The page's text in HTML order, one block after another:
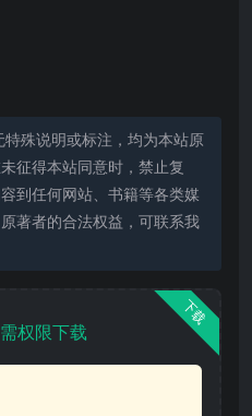
殊说明或标注，均为本站原
征得本站同意时，禁止复
到任何网站、书籍等各类媒
著者的合法权益，可联系我
下载
权限下载